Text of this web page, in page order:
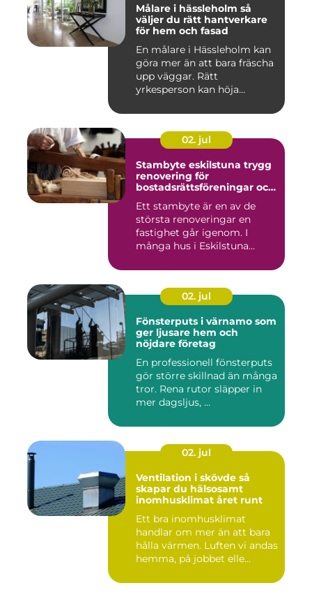
Målare i hässleholm så
väljer du rätt hantverkare
för hem och fasad
En målare i Hässleholm kan
göra mer än att bara fräscha
upp väggar. Rätt
yrkesperson kan höja
02. jul
Stambyte eskilstuna trygg
renovering för
bostadsrättsföreningar och
Ett stambyte är en av de
största renoveringar en
fastighet går igenom. I
många hus i Eskilstuna
02. jul
Fönsterputs i värnamo som
ger ljusare hem och
nöjdare företag
En professionell fönsterputs
gör större skillnad än många
tror. Rena rutor släpper in
mer dagsljus, ...
02. jul
Ventilation i skövde så
skapar du hälsosamt
inomhusklimat året runt
Ett bra inomhusklimat
handlar om mer än att bara
hålla värmen. Luften vi andas
hemma, på jobbet elle...